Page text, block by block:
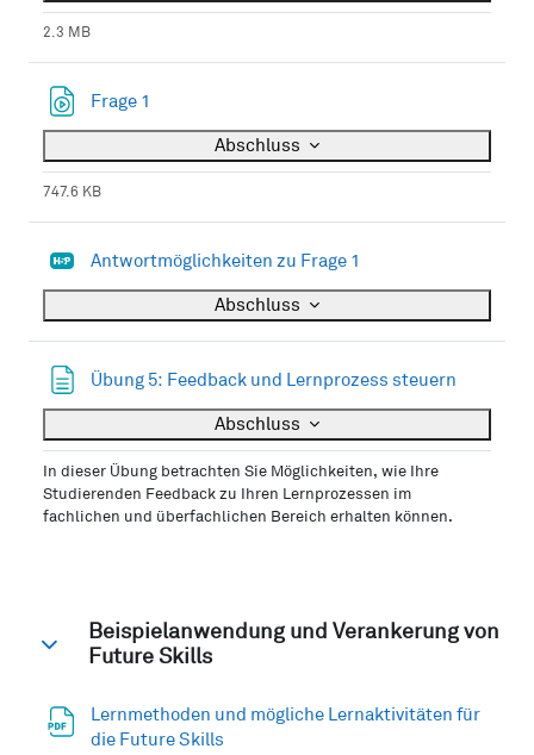
2.3 MB
Frage 1
Abschluss
747.6 KB
Antwortmöglichkeiten zu Frage 1
Abschluss
Übung 5: Feedback und Lernprozess steuern
Abschluss
In dieser Übung betrachten Sie Möglichkeiten, wie Ihre
Studierenden Feedback zu Ihren Lernprozessen im
fachlichen und überfachlichen Bereich erhalten können.
Einklappen
Beispielanwendung und Verankerung von
Future Skills
Lernmethoden und mögliche Lernaktivitäten für
die Future Skills